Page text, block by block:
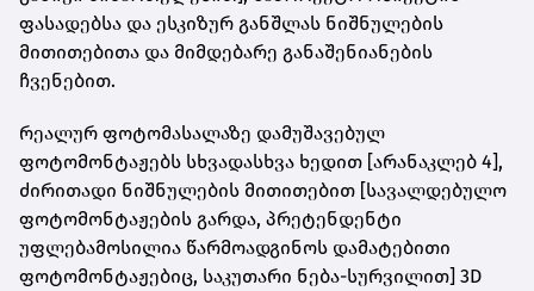
ფასადებსა და ესკიზურ განშლას ნიშნულების
მითითებითა და მიმდებარე განაშენიანების
ჩვენებით.
რეალურ ფოტომასალაზე დამუშავებულ
ფოტომონტაჟებს სხვადასხვა ხედით [არანაკლებ 4],
ძირითადი ნიშნულების მითითებით [სავალდებულო
ფოტომონტაჟების გარდა, პრეტენდენტი
უფლებამოსილია წარმოადგინოს დამატებითი
ფოტომონტაჟებიც, საკუთარი ნება-სურვილით] 3D